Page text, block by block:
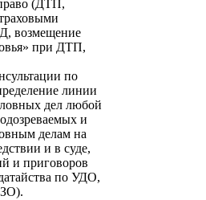
(ДТП,
возмещение
при ДТП,
по
линии
дел любой
и
делам на
и в суде,
и приговоров
по УДО,